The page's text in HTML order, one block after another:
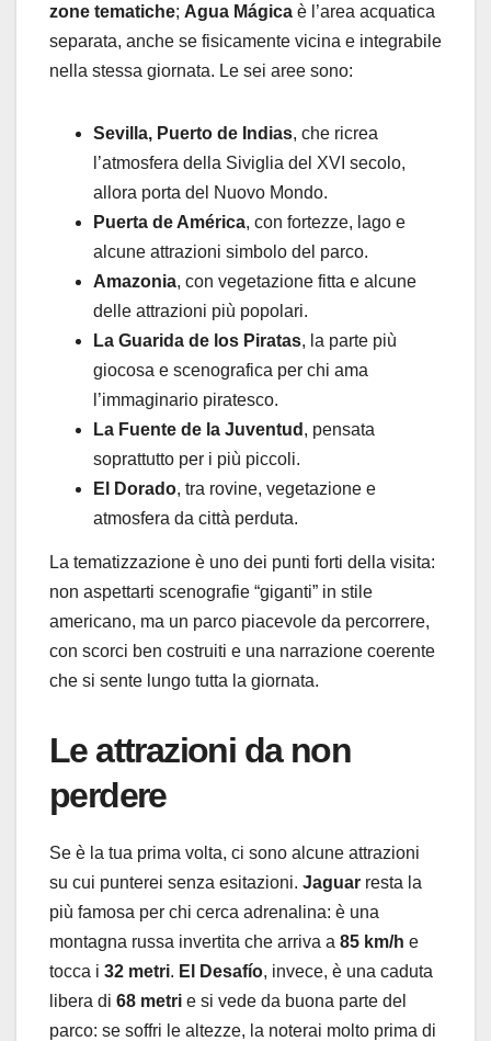
zone tematiche; Agua Mágica è l’area acquatica
separata, anche se fisicamente vicina e integrabile
nella stessa giornata. Le sei aree sono:
Sevilla, Puerto de Indias, che ricrea
l’atmosfera della Siviglia del XVI secolo,
allora porta del Nuovo Mondo.
Puerta de América, con fortezze, lago e
alcune attrazioni simbolo del parco.
Amazonia, con vegetazione fitta e alcune
delle attrazioni più popolari.
La Guarida de los Piratas, la parte più
giocosa e scenografica per chi ama
l’immaginario piratesco.
La Fuente de la Juventud , pensata
soprattutto per i più piccoli.
El Dorado, tra rovine, vegetazione e
atmosfera da città perduta.
La tematizzazione è uno dei punti forti della visita:
non aspettarti scenografie “giganti” in stile
americano, ma un parco piacevole da percorrere,
con scorci ben costruiti e una narrazione coerente
che si sente lungo tutta la giornata.
Le attrazioni da non
perdere
Se è la tua prima volta, ci sono alcune attrazioni
su cui punterei senza esitazioni. Jaguar resta la
più famosa per chi cerca adrenalina: è una
montagna russa invertita che arriva a 85 km/h e
tocca i 32 metri. El Desafío, invece, è una caduta
libera di 68 metri e si vede da buona parte del
parco: se soffri le altezze, la noterai molto prima di